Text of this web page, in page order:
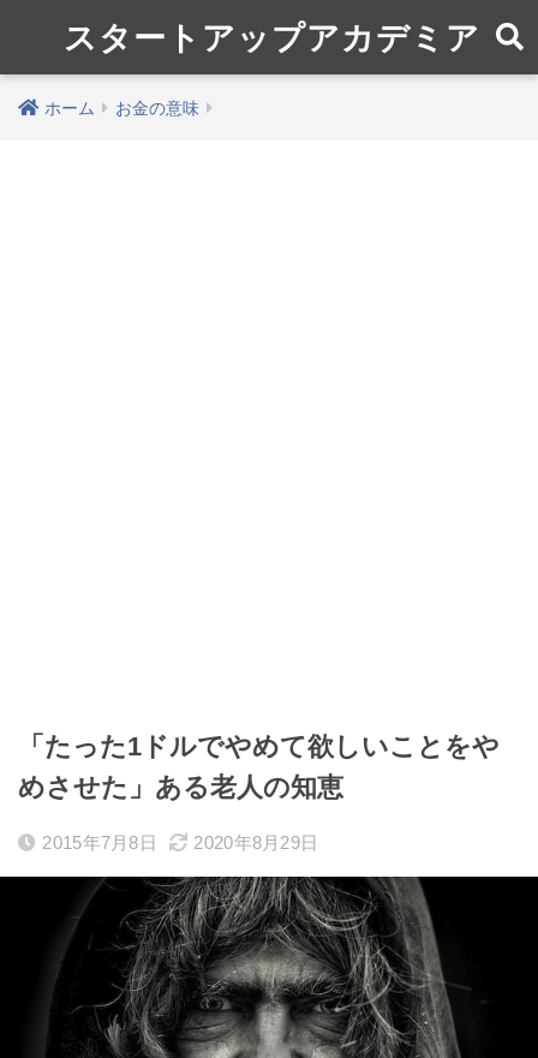
スタートアップアカデミア
ホーム お金の意味
「たった1ドルでやめて欲しいことをや
めさせた」ある老人の知恵
2015年7月8日 2020年8月29日